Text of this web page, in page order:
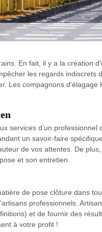
En fait, il y a la création
les regards indiscrets
Les compagnons d'élagage
services d’un professionnel
un savoir-faire
de vos attentes. De
et son entretien.
de pose clôture dans
professionnels.
et de fournir des
à votre profit !